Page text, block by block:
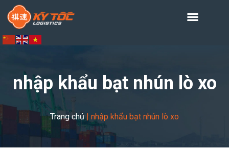
nhập khẩu bạt nhún lò xo
Trang chủ| nhập khẩu bạt nhún lò xo